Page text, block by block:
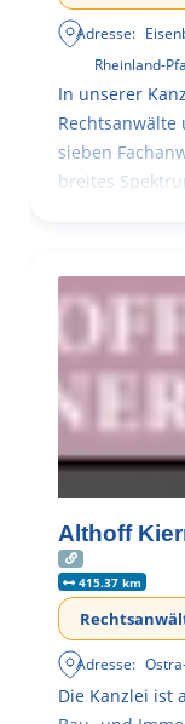
Adresse:
Rheinland-
In unserer
Rechtsanwälte
sieben
breites
Althoff
415.37 km
Adresse:
Die Kanzlei ist